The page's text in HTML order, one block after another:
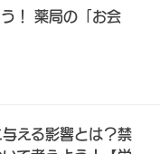
！ 薬局の「お会
える影響とは？禁